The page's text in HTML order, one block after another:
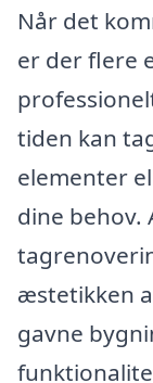
Når det
er der flere
tiden kan
elementer
dine behov.
æstetikken
gavne